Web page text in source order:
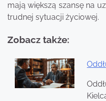
mają większą szansę na
trudnej sytuacji życiowej.
Zobacz także:
Nawigacja